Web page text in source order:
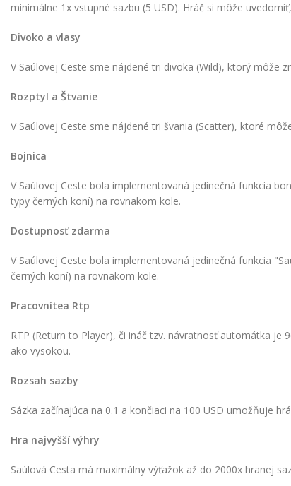
minimálne 1x vstupné sazbu (5 USD). Hráč si môže
Divoko a vlasy
V Saúlovej Ceste sme nájdené tri divoka (Wild), ktorý môže
Rozptyl a Štvanie
V Saúlovej Ceste sme nájdené tri švania (Scatter), ktoré
Bojnica
V Saúlovej Ceste bola implementovaná jedinečná funkcia
typy černých koní) na rovnakom kole.
Dostupnosť zdarma
V Saúlovej Ceste bola implementovaná jedinečná funkcia
černých koní) na rovnakom kole.
Pracovnítea Rtp
RTP (Return to Player), či ináč tzv. návratnosť automátka
ako vysokou.
Rozsah sazby
Sázka začínajúca na 0.1 a končiaci na 100 USD umožňuje
Hra najvyšší výhry
Saúlová Cesta má maximálny výťažok až do 2000x hranej